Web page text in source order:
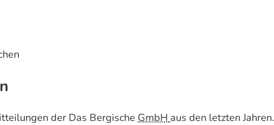
der Das Bergische GmbH aus den letzten